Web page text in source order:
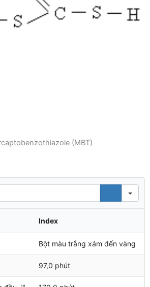
(MBT)
Index
Bột màu trắng xám đến vàng
97,0 phút